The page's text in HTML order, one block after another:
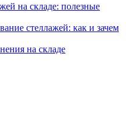
на складе: полезные
стеллажей: как и зачем
на складе